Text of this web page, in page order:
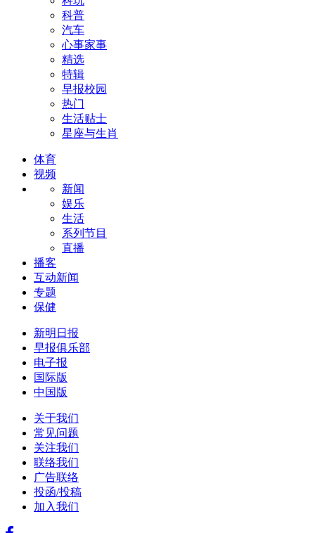
科普
汽车
心事家事
精选
特辑
早报校园
热门
生活贴士
星座与生肖
体育
视频
新闻
娱乐
生活
系列节目
直播
播客
互动新闻
专题
保健
新明日报
早报俱乐部
电子报
国际版
中国版
关于我们
常见问题
关注我们
联络我们
广告联络
投函/投稿
加入我们